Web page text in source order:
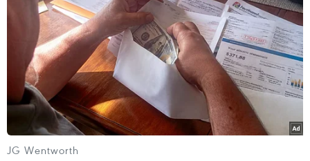
TIN LIÊN QUAN
JG Wentworth